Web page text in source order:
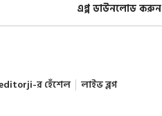
এপ্প ডাউনলোড করুন
র হেঁশেল লাইভ ব্লগ